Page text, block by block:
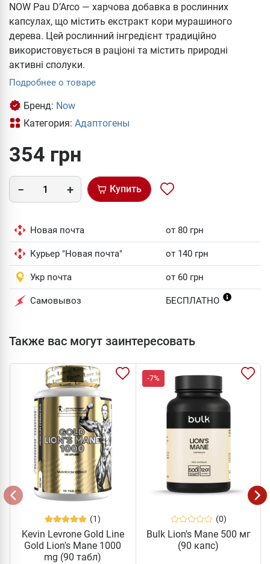
NOW Pau D’Arco — харчова добавка в рослинних
капсулах, що містить екстракт кори мурашиного
дерева. Цей рослинний інгредієнт традиційно
використовується в раціоні та містить природні
активні сполуки.
Подробнее о товаре
Бренд: Now
Категория: Адаптогены
354 грн
Купить
Новая почта от 80 грн
Курьер "Новая почта" от 140 грн
Укр почта от 60 грн
Самовывоз БЕСПЛАТНО
Также вас могут заинтересовать
(1)
Kevin Levrone Gold Line
Gold Lion's Mane 1000
mg (90 табл)
-7%
(0)
Bulk Lion's Mane 500 мг
(90 капс)